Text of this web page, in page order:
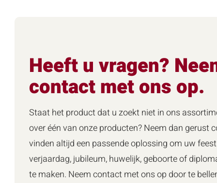
Heeft u vragen?
contact met ons op.
Staat het product dat u zoekt niet in ons
over één van onze producten? Neem dan gerust
vinden altijd een passende oplossing om uw
verjaardag, jubileum, huwelijk, geboorte of
te maken. Neem contact met ons op door te